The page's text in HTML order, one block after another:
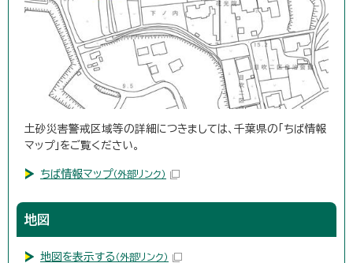
土砂災害警戒区域等の詳細につきましては、千葉県の「ちば情報
マップ」をご覧ください。
ちば情報マップ（外部リンク）
地図
地図を表示する （外部リンク）